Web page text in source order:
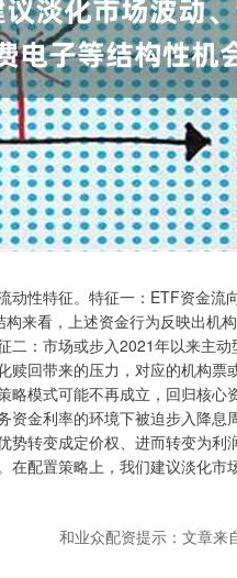
性特征。特征一：ETF资金流
来看，上述资金行为反映出机
：市场或步入2021年以来主
回带来的压力，对应的机构票
模式可能不再成立，回归核心
金利率的环境下被迫步入降息
转变成定价权、进而转变为利
配置策略上，我们建议淡化市
和业众配资提示：文章来